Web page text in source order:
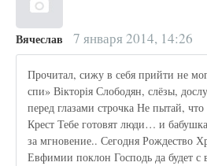
Вячеслав 7 января 2014, 14:26
Прочитал, сижу в себя прийти не
спи» Вікторія Слободян, слёзы,
перед глазами строчка Не пытай,
Крест Тебе готовят люди… и
за мгновение.. Сегодня Рождество
Евфимии поклон Господь да будет